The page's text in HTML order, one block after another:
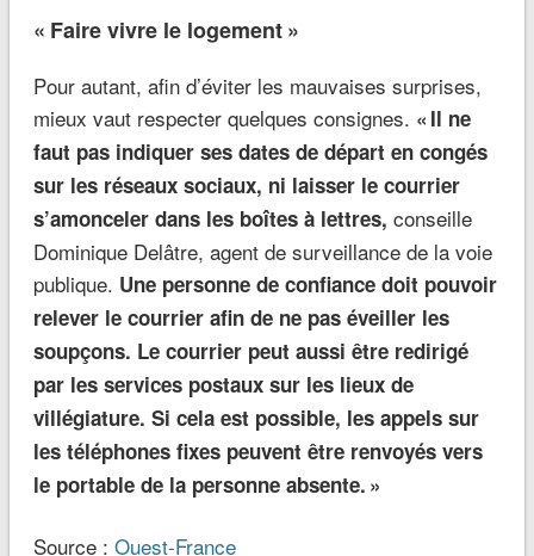
« Faire vivre le logement »
Pour autant, afin d’éviter les mauvaises surprises,
mieux vaut respecter quelques consignes. « Il ne
faut pas indiquer ses dates de départ en congés
sur les réseaux sociaux, ni laisser le courrier
s’amonceler dans les boîtes à lettres, conseille
Dominique Delâtre, agent de surveillance de la voie
publique. Une personne de confiance doit pouvoir
relever le courrier afin de ne pas éveiller les
soupçons. Le courrier peut aussi être redirigé
par les services postaux sur les lieux de
villégiature. Si cela est possible, les appels sur
les téléphones fixes peuvent être renvoyés vers
le portable de la personne absente. »
Source : Ouest-France